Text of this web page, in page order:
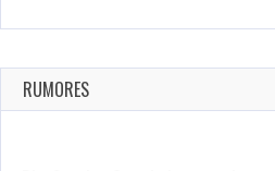
La configuración de Call of Duty
Ago 8, 2021
10004 Views
RUMORES